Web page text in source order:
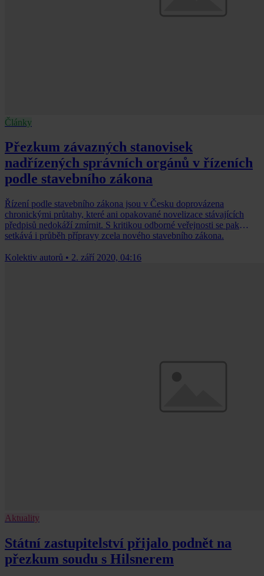
Články
Přezkum závazných stanovisek
nadřízených správních orgánů v řízeních
podle stavebního zákona
Řízení podle stavebního zákona jsou v Česku doprovázena
chronickými průtahy, které ani opakované novelizace stávajících
předpisů nedokáží zmírnit. S kritikou odborné veřejnosti se pak
setkává i průběh přípravy zcela nového stavebního zákona.
Kolektiv autorů • 2. září 2020, 04:16
Aktuality
Státní zastupitelství přijalo podnět na
přezkum soudu s Hilsnerem